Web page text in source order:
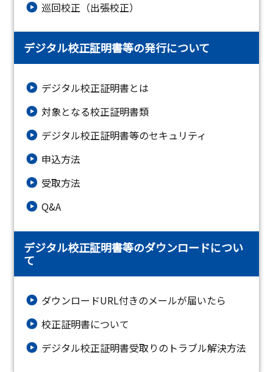
巡回校正（出張校正）
デジタル校正証明書等の発行について
デジタル校正証明書とは
対象となる校正証明書類
デジタル校正証明書等のセキュリティ
申込方法
受取方法
Q&A
デジタル校正証明書等のダウンロードについ
て
ダウンロードURL付きのメールが届いたら
校正証明書について
デジタル校正証明書受取りのトラブル解決方法